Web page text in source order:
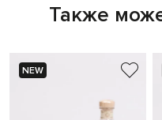
Также
NEW